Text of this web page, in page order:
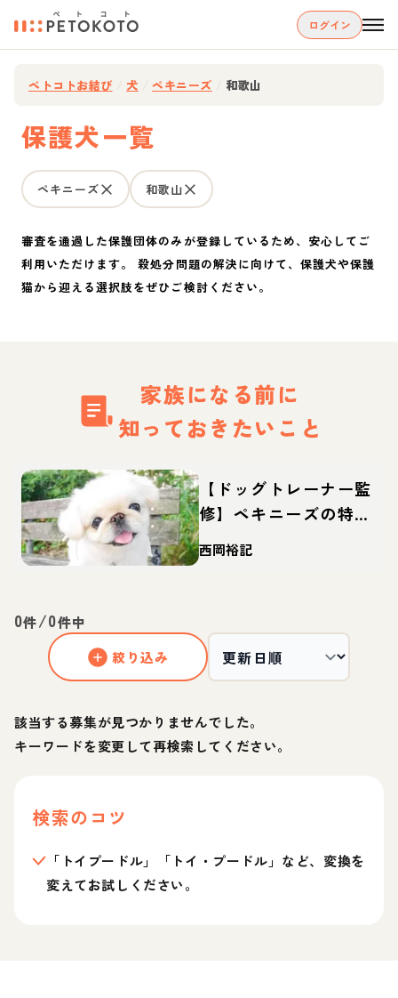
ログイン
ペトコトお結び 犬 ペキニーズ 和歌山
保護犬一覧
ペキニーズ 和歌山
審査を通過した保護団体のみが登録しているため、安心してご
利用いただけます。 殺処分問題の解決に向けて、保護犬や保護
猫から迎える選択肢をぜひご検討ください。
家族になる前に
知っておきたいこと
【ドッグトレーナー監
修】ペキニーズの特
徴・性格は？しつけや
カットなどの飼い方や
西岡裕記
0件/0件中
絞り込み
該当する募集が見つかりませんでした。
キーワードを変更して再検索してください。
検索のコツ
「トイプードル」「トイ・プードル」など、変換を
変えてお試しください。